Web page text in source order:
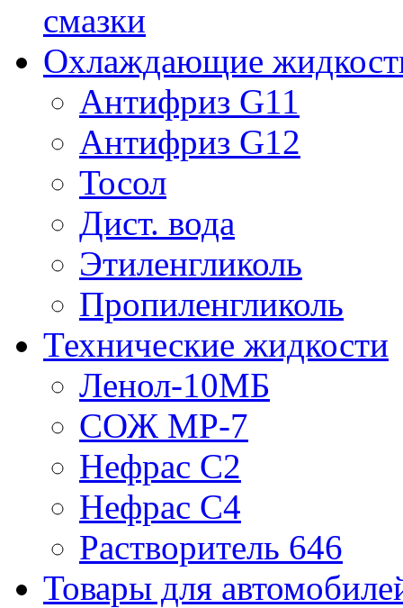
смазки
Охлаждающие
Антифриз G11
Антифриз G12
Тосол
Дист. вода
Этиленгликоль
Пропиленгликоль
Технические жидкости
Ленол-10МБ
СОЖ МР-7
Нефрас С2
Нефрас С4
Растворитель 646
Товары для